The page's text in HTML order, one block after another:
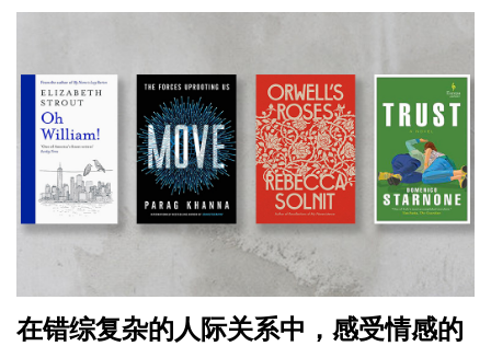
在错综复杂的人际关系中，感受情感的